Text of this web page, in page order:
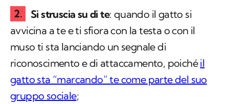
Si struscia su di te: quando il gatto si
avvicina a te e ti sfiora con la testa o con il
muso ti sta lanciando un segnale di
riconoscimento e di attaccamento, poichéil
gatto sta “marcando” te come parte del suo
gruppo sociale;